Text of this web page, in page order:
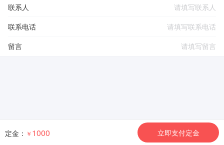
联系人
联系电话
留言
定金： ￥ 1000 立即支付定金